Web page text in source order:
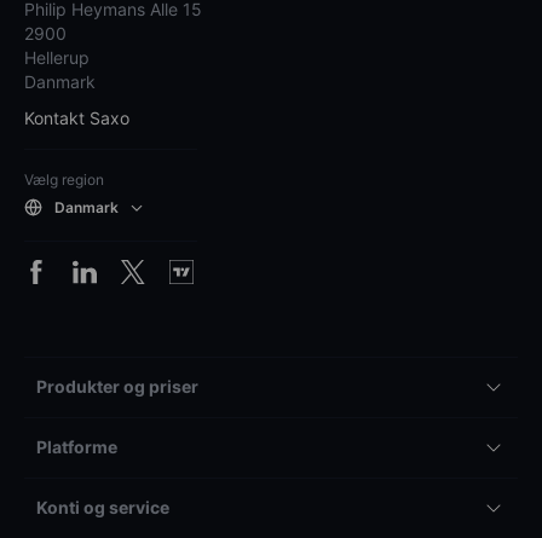
Philip Heymans Alle 15
2900
Hellerup
Danmark
Kontakt Saxo
Vælg region
Danmark
Produkter og priser
Platforme
Konti og service